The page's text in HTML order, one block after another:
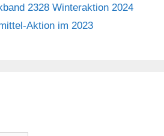
2328 Winteraktion 2024
Aktion im 2023